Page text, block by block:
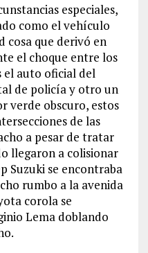
especiales,
como el vehículo
cosa que derivó en
el choque entre los
el auto oficial del
de policía y otro un
verde obscuro, estos
de las
a pesar de tratar
llegaron a colisionar
Suzuki se encontraba
rumbo a la avenida
corola se
Lema doblando